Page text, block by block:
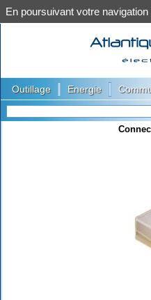
Outillage Energie
En poursuivant votre